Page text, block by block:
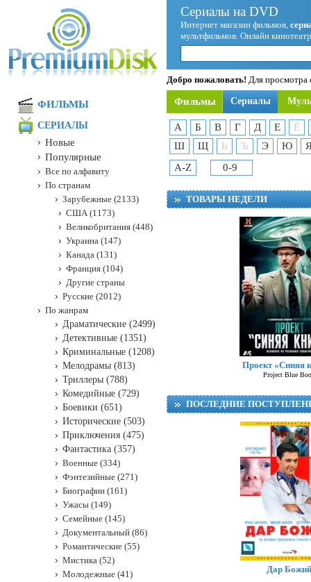
Сериалы на DVD
Интернет магазин фильмов,
мультфильмов. Онлайн
Добро пожаловать! Для просмотра
Фильмы Сериалы
А Б В Г Д Е
Ё
Ш
Щ Ь Ъ Э Ю
A-Z
0-9
ТОВАРЫ НЕДЕЛИ
Проект «Синяя
Project Blue
ПОСЛЕДНИЕ
Дар Божий
ФИЛЬМЫ
СЕРИАЛЫ
Новые
Популярные
Все по алфавиту
По странам
Зарубежные (2133)
США (1173)
Великобритания (448)
Украина (147)
Канада (131)
Франция (104)
Другие страны
Русские (2012)
По жанрам
Драматические (2499)
Детективные (1351)
Криминальные (1208)
Мелодрамы (813)
Триллеры (788)
Комедийные (729)
Боевики (651)
Исторические (503)
Приключения (475)
Фантастика (357)
Военные (334)
Фэнтезийные (271)
Биографии (161)
Ужасы (149)
Семейные (145)
Документальный (86)
Романтические (55)
Мистика (52)
Молодежные (41)